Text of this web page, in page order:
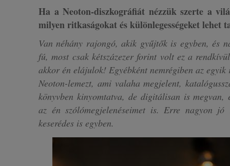
Ha a Neoton-diszkográfiát nézzük szerte a
milyen ritkaságokat és különlegességeket lehet
Van néhány rajongó, akik gyűjtők is egyben, és
fú, most csak kétszázezer forint volt ez a
akkor én elájulok! Egyébként nemrégiben az egyik
Neoton-lemezt, ami valaha megjelent,
könyvben kinyomtatva, de digitálisan is megvan,
az én szólómegjelenéseimet is. Erre nagyon
keserédes is egyben.